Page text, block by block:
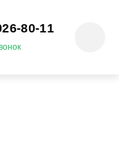
80-11‬